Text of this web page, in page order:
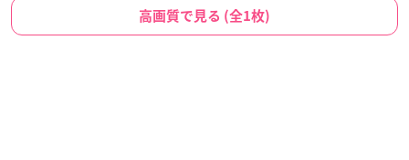
高画質で見る (全1枚)